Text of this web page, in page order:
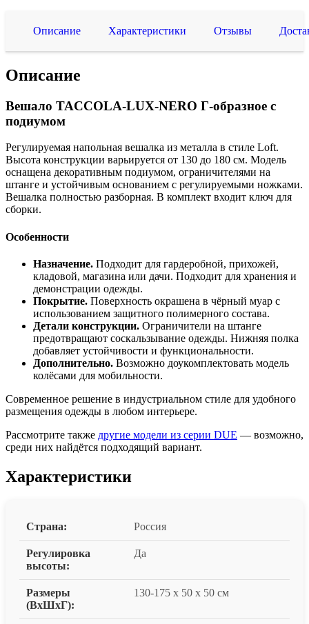
Описание Характеристики Отзывы
Описание
Вешало TACCOLA-LUX-NERO Г-образное с
подиумом
Регулируемая напольная вешалка из металла в стиле Loft.
Высота конструкции варьируется от 130 до 180 см. Модель
оснащена декоративным подиумом, ограничителями на
штанге и устойчивым основанием с регулируемыми ножками.
Вешалка полностью разборная. В комплект входит ключ для
сборки.
Особенности
Назначение. Подходит для гардеробной, прихожей,
кладовой, магазина или дачи. Подходит для хранения и
демонстрации одежды.
Покрытие. Поверхность окрашена в чёрный муар с
использованием защитного полимерного состава.
Детали конструкции. Ограничители на штанге
предотвращают соскальзывание одежды. Нижняя полка
добавляет устойчивости и функциональности.
Дополнительно. Возможно доукомплектовать модель
колёсами для мобильности.
Современное решение в индустриальном стиле для удобного
размещения одежды в любом интерьере.
Рассмотрите также другие модели из серии DUE — возможно,
среди них найдётся подходящий вариант.
Характеристики
Страна: Россия
Регулировка
высоты:
Да
Размеры
(ВxШxГ):
130-175 x 50 x 50 см